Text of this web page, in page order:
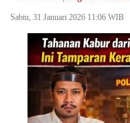
Sabtu, 31 Januari 2026 11:06 WIB